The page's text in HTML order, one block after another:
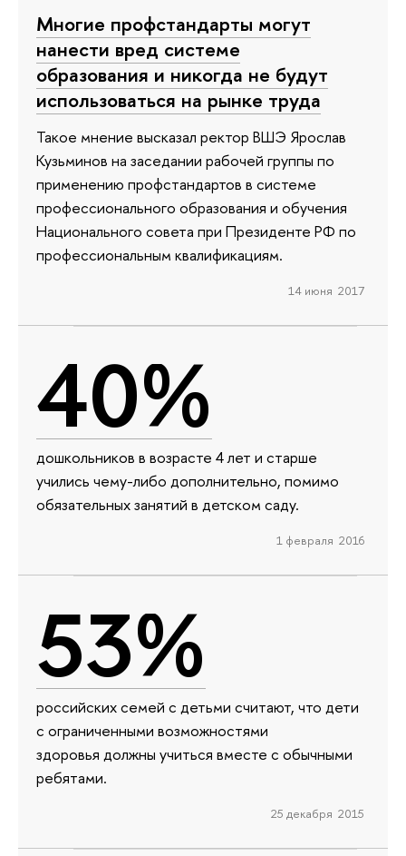
Многие профстандарты могут
нанести вред системе
образования и никогда не будут
использоваться на рынке труда
Такое мнение высказал ректор ВШЭ Ярослав
Кузьминов на заседании рабочей группы по
применению профстандартов в системе
профессионального образования и обучения
Национального совета при Президенте РФ по
профессиональным квалификациям.
14 июня 2017
40%
дошкольников в возрасте 4 лет и старше
учились чему-либо дополнительно, помимо
обязательных занятий в детском саду.
1 февраля 2016
53%
российских семей с детьми считают, что дети
с ограниченными возможностями
здоровья должны учиться вместе с обычными
ребятами.
25 декабря 2015